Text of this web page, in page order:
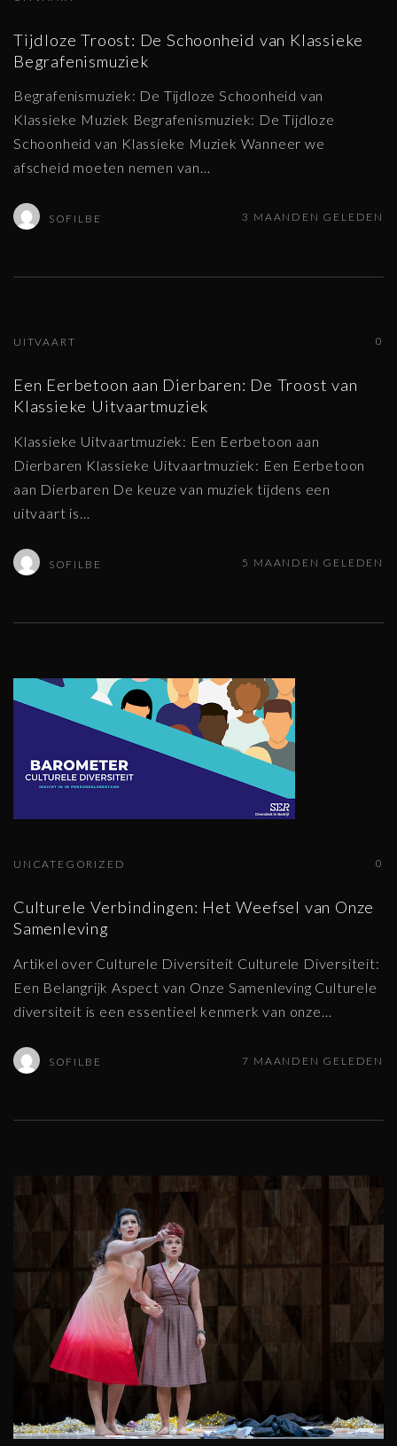
Tijdloze Troost: De Schoonheid van Klassieke
Begrafenismuziek
Begrafenismuziek: De Tijdloze Schoonheid van
Klassieke Muziek Begrafenismuziek: De Tijdloze
Schoonheid van Klassieke Muziek Wanneer we
afscheid moeten nemen van…
SOFILBE 3 MAANDEN GELEDEN
0
UITVAART
Een Eerbetoon aan Dierbaren: De Troost van
Klassieke Uitvaartmuziek
Klassieke Uitvaartmuziek: Een Eerbetoon aan
Dierbaren Klassieke Uitvaartmuziek: Een Eerbetoon
aan Dierbaren De keuze van muziek tijdens een
uitvaart is…
SOFILBE 5 MAANDEN GELEDEN
0
UNCATEGORIZED
Culturele Verbindingen: Het Weefsel van Onze
Samenleving
Artikel over Culturele Diversiteit Culturele Diversiteit:
Een Belangrijk Aspect van Onze Samenleving Culturele
diversiteit is een essentieel kenmerk van onze…
SOFILBE 7 MAANDEN GELEDEN